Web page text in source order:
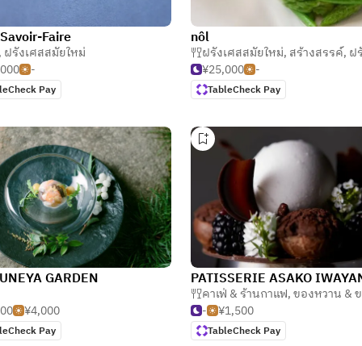
Faire
ฝรั่งเศสสมัยใหม่
-
Pay
nôl
ฝรั่งเศสสมัยใหม่, สร้างสรรค์, ฝ
¥25,000
-
TableCheck Pay
GARDEN
¥4,000
Pay
PATISSERIE ASAKO
คาเฟ่ & ร้านกาแฟ, ของหวาน & ขน
-
¥1,500
TableCheck Pay